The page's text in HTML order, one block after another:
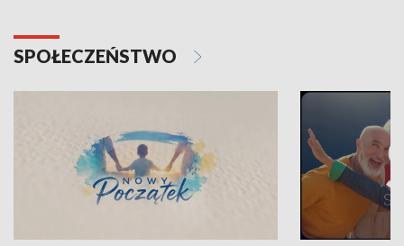
SPOŁECZEŃSTWO